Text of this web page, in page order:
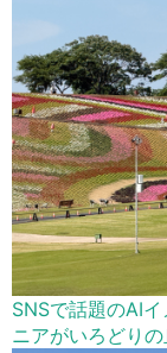
SNSで話題のAI
ニアがいろどり